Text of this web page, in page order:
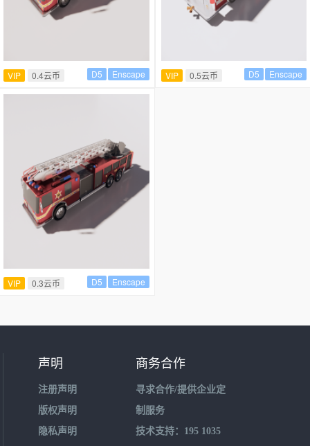
VIP 0.4云币 Enscape
D5 VIP 0.5云币 Enscape
D5
VIP 0.3云币 Enscape
D5
声明
注册声明
版权声明
隐私声明
商务合作
寻求合作/提供企业定
制服务
技术支持：195 1035